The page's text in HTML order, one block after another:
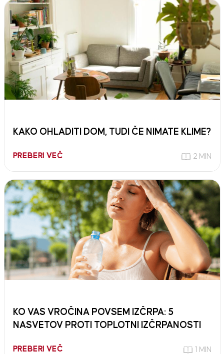
KAKO OHLADITI DOM, TUDI ČE NIMATE KLIME?
PREBERI VEČ 2 MIN
KO VAS VROČINA POVSEM IZČRPA: 5
NASVETOV PROTI TOPLOTNI IZČRPANOSTI
PREBERI VEČ 1 MIN